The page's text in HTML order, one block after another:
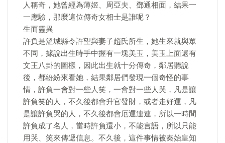
人稱奇，她曾經為薄姬、周亞夫、鄧通相面，結果一
一應驗，那麼這位傳奇女相士是誰呢？
生而靈異
許負是溫城縣令許望與妻子趙氏所生，她生來就與眾
不同，據說出生時手中握有一塊美玉，美玉上面還有
文王八卦的圖樣，因此出生就十分傳奇，鄰居聽說
後，都紛紛來看她，結果鄰居們發現一個奇怪的事
情，許負一會對一些人笑，一會對一些人哭，凡是讓
許負笑的人，不久後都會升官發財，或者走好運，凡
是讓許負哭的人，不久後都會厄運連連，所以一時間
許負成了名人，當時許負還小，不能言語，所以只能
用哭、笑來傳遞信息。不久後，這件事情被秦始皇知